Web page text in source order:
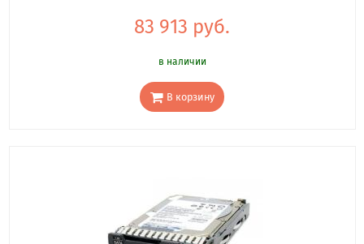
83 913 руб.
в наличии
В корзину